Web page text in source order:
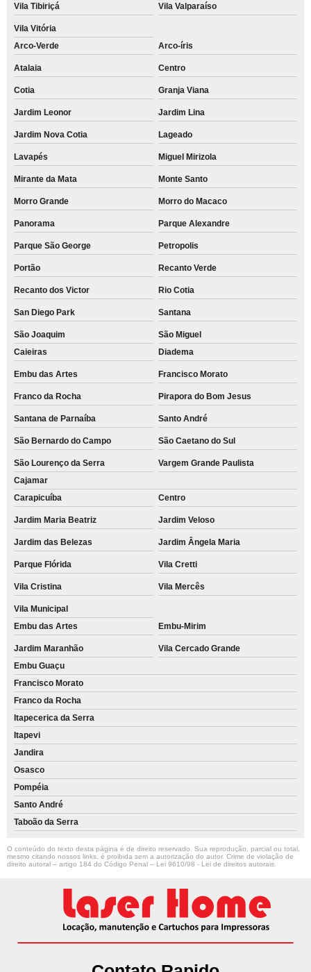
Vila Tibiriçá Vila Valparaíso
Vila Vitória
Arco-Verde
Arco-íris
Atalaia Centro
Cotia Granja Viana
Jardim Leonor Jardim Lina
Jardim Nova Cotia Lageado
Lavapés Miguel Mirizola
Mirante da Mata Monte Santo
Morro Grande Morro do Macaco
Panorama Parque Alexandre
Parque São George Petropolis
Portão Recanto Verde
Recanto dos Victor Rio Cotia
San Diego Park Santana
São Joaquim
São Miguel
Caieiras
Diadema
Embu das Artes Francisco Morato
Franco da Rocha Pirapora do Bom Jesus
Santana de Parnaíba Santo André
São Bernardo do Campo São Caetano do Sul
São Lourenço da Serra
Vargem Grande Paulista
Cajamar
Carapicuíba
Centro
Jardim Maria Beatriz Jardim Veloso
Jardim das Belezas Jardim Ângela Maria
Parque Flórida Vila Cretti
Vila Cristina Vila Mercês
Vila Municipal
Embu das Artes
Embu-Mirim
Jardim Maranhão
Vila Cercado Grande
Embu Guaçu
Francisco Morato
Franco da Rocha
Itapecerica da Serra
Itapevi
Jandira
Osasco
Pompéia
Santo André
Taboão da Serra
O conteúdo do texto desta página é de direito reservado. Sua reprodução, parcial ou total,
mesmo citando nossos links, é proibida sem a autorização do autor. Crime de violação de
direito autoral – artigo 184 do Código Penal – Lei 9610/98 - Lei de direitos autorais